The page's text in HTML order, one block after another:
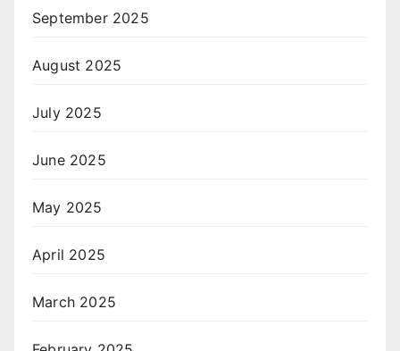
September 2025
August 2025
July 2025
June 2025
May 2025
April 2025
March 2025